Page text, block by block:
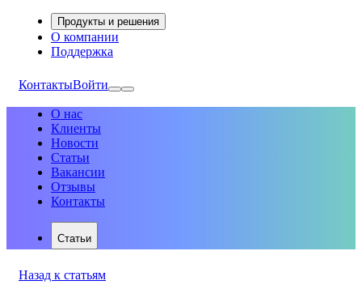
Продукты и решения
О компании
Поддержка
КонтактыВойти
О нас
Клиенты
Новости
Статьи
Вакансии
Отзывы
Контакты
Статьи
Назад к статьям